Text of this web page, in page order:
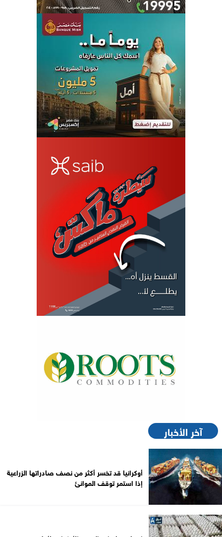
آخر الأخبار
أوكرانيا قد تخسر أكثر من نصف صادراتها الزراعية
إذا استمر توقف الموانئ